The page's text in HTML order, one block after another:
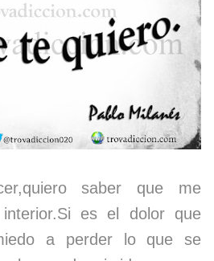
saber que me
es el dolor que
a perder lo que se